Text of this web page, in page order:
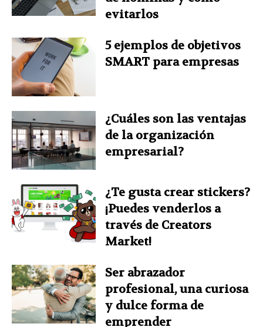
evitarlos
5 ejemplos de objetivos
SMART para empresas
¿Cuáles son las ventajas
de la organización
empresarial?
¿Te gusta crear stickers?
¡Puedes venderlos a
través de Creators
Market!
Ser abrazador
profesional, una curiosa
y dulce forma de
emprender